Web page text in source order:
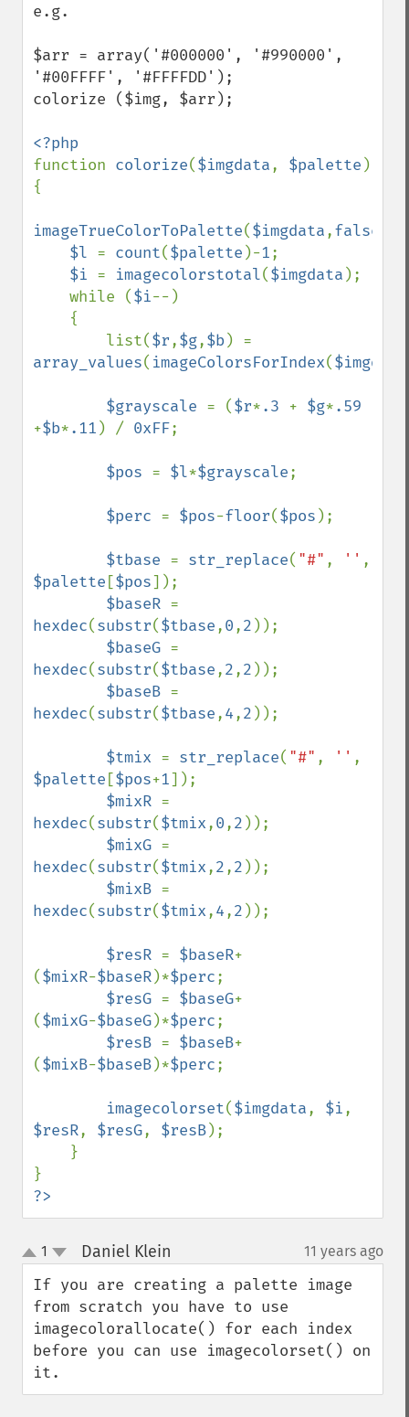
e.g.
$arr = array('#000000', '#990000',
'#00FFFF', '#FFFFDD');
colorize ($img, $arr);
function colorize($imgdata, $palette )
{
imageTrueColorToPalette($imgdata,false
$l = count($palette )-1;
$i = imagecolorstotal($imgdata );
    while (
$i--)
        list(
$r,$g,$b
array_values( imageColorsForIndex($imgdata
$grayscale = ($r*.3 + $g*
+$b*.11 ) / 0xFF;
$pos = $l*$grayscale;
$perc = $pos-floor($pos );
$tbase = str_replace( "#" , ''
$palette [$pos]);
$baseR
hexdec(substr($tbase,0,2 ));
$baseG
hexdec(substr($tbase,2,2 ));
$baseB
hexdec(substr($tbase,4,2 ));
$tmix = str_replace( "#" , ''
$palette [$pos+1]);
$mixR
hexdec(substr($tmix,0,2 ));
$mixG
hexdec(substr($tmix,2,2 ));
$mixB
hexdec(substr($tmix,4,2 ));
$resR = $baseR+
($mixR-$baseR)*$perc;
$resG = $baseG+
($mixG-$baseG)*$perc;
$resB = $baseB+
($mixB-$baseB)*$perc;
imagecolorset($imgdata, $i
$resR, $resG, $resB);
?>
up
down
1 Daniel Klein 11 years ago
If you are creating a palette image
from scratch you have to use
imagecolorallocate() for each index
before you can use imagecolorset() on
it.